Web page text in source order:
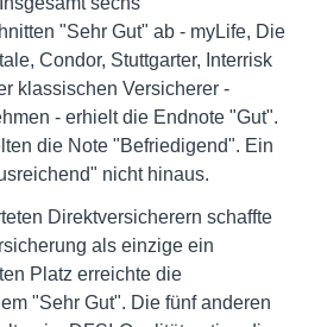
"Sehr Gut" ab - myLife, Die
Condor, Stuttgarter, Interrisk
klassischen Versicherer -
- erhielt die Endnote "Gut".
die Note "Befriedigend". Ein
nicht hinaus.
Direktversicherern schaffte
als einzige ein
Platz erreichte die
"Sehr Gut". Die fünf anderen